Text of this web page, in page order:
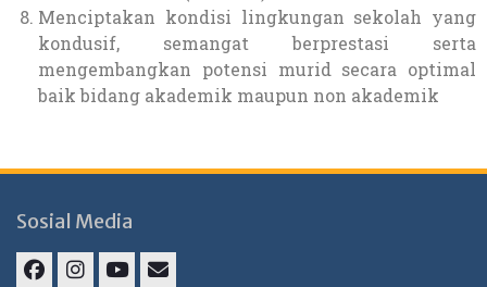
Menciptakan kondisi lingkungan sekolah yang
kondusif, semangat berprestasi serta
mengembangkan potensi murid secara optimal
baik bidang akademik maupun non akademik
Sosial Media